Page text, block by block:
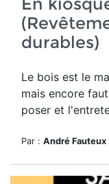
durables)
Le bois est le
mais encore
poser et
Par : André Fauteux